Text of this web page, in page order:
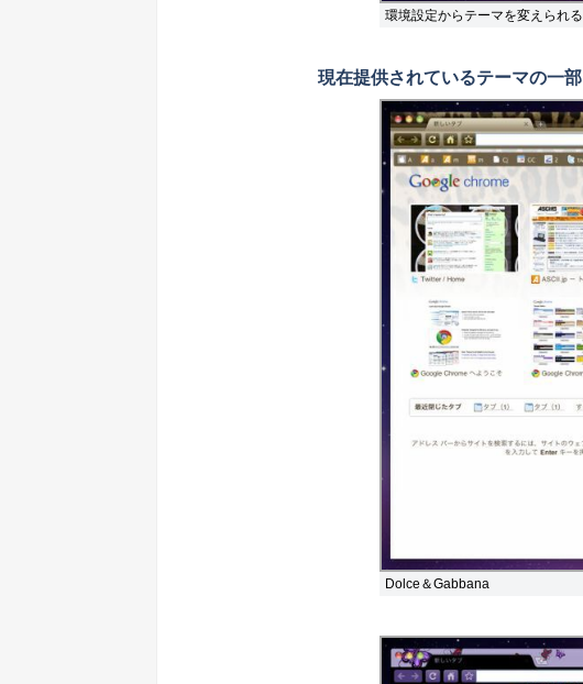
環境設定からテーマを変えられる
現在提供されているテーマの一部
Dolce＆Gabbana